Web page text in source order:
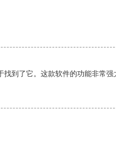
到了它。这款软件的功能非常